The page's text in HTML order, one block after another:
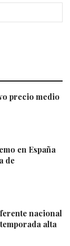
precio medio
en España
de
nacional
alta